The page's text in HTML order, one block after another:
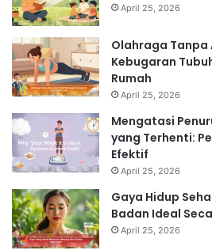
April 25, 2026
Olahraga
Kebugaran
Rumah
April 25, 2026
Mengatasi
yang Terhenti:
Efektif
April 25, 2026
Gaya Hidup
Badan Ideal
April 25, 2026